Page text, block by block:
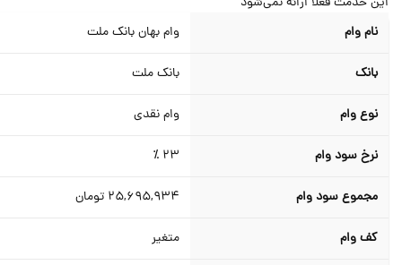
نام وام
وام بهان بانک ملت
بانک بانک ملت
نوع وام وام نقدی
نرخ سود وام
مجموع سود وام 25,695,934تومان
کف وام متغیر